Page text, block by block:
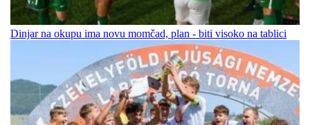
Dinjar na okupu ima novu momčad, plan - biti visoko na tablici